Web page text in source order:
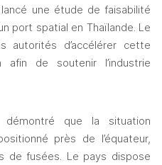
une étude de faisabilité
port spatial en Thaïlande. Le
autorités d’accélérer cette
de soutenir l’industrie
que la situation
près de l’équateur,
de fusées. Le pays dispose